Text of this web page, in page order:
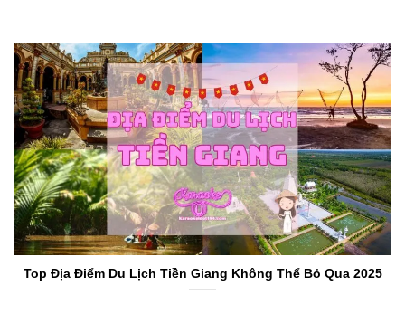
Top Địa Điểm Du Lịch Tiền Giang Không Thể Bỏ Qua 2025